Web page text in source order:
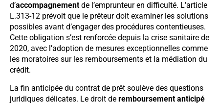
d’accompagnement de l’emprunteur en difficulté. L’article
L.313-12 prévoit que le prêteur doit examiner les solutions
possibles avant d’engager des procédures contentieuses.
Cette obligation s’est renforcée depuis la crise sanitaire de
2020, avec l’adoption de mesures exceptionnelles comme
les moratoires sur les remboursements et la médiation du
crédit.
La fin anticipée du contrat de prêt soulève des questions
juridiques délicates. Le droit de remboursement anticipé